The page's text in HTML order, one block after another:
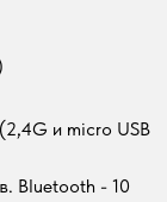
и micro USB
Bluetooth - 10